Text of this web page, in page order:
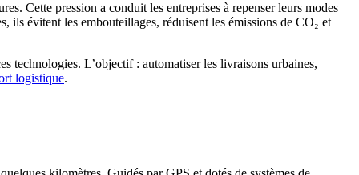
Cette pression a conduit les entreprises à repenser leurs modes
ils évitent les embouteillages, réduisent les émissions de CO₂ et
technologies. L’objectif : automatiser les livraisons urbaines,
logistique.